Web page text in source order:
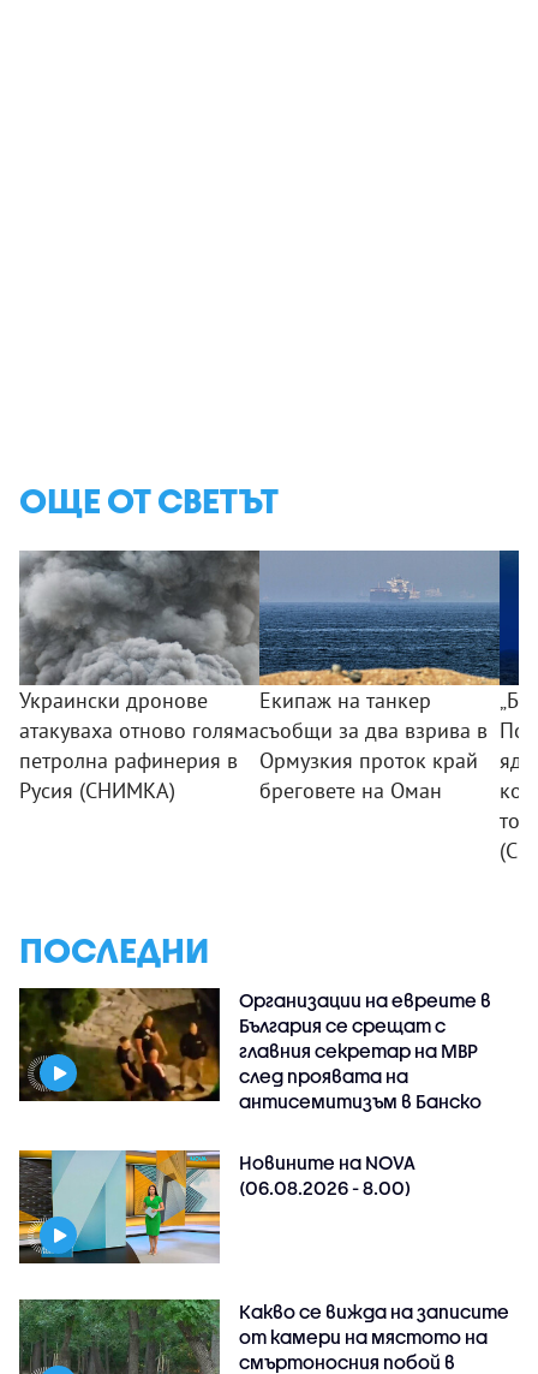
ОЩЕ ОТ СВЕТЪТ
Украински дронове
атакуваха отново голяма
петролна рафинерия в
Русия (СНИМКА)
Екипаж на танкер
съобщи за два взрива в
Ормузкия проток край
бреговете на Оман
ПОСЛЕДНИ
Организации на евреите в
България се срещат с
главния секретар на МВР
след проявата на
антисемитизъм в Банско
Новините на NOVA
(06.08.2026 - 8.00)
Какво се вижда на записите
от камери на мястото на
смъртоносния побой в